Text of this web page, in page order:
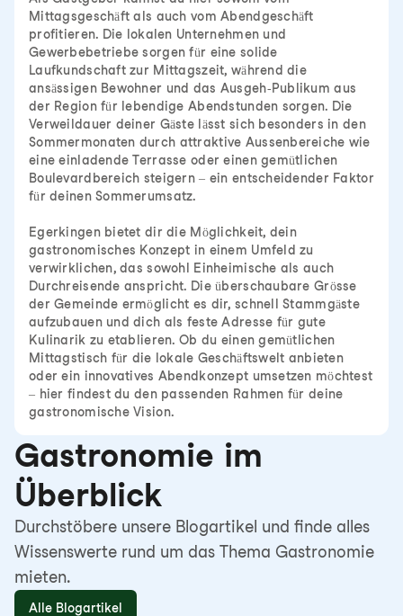
Mittagsgeschäft als auch vom Abendgeschäft
profitieren. Die lokalen Unternehmen und
Gewerbebetriebe sorgen für eine solide
Laufkundschaft zur Mittagszeit, während die
ansässigen Bewohner und das Ausgeh-Publikum aus
der Region für lebendige Abendstunden sorgen. Die
Verweildauer deiner Gäste lässt sich besonders in den
Sommermonaten durch attraktive Aussenbereiche wie
eine einladende Terrasse oder einen gemütlichen
Boulevardbereich steigern – ein entscheidender Faktor
für deinen Sommerumsatz.
Egerkingen bietet dir die Möglichkeit, dein
gastronomisches Konzept in einem Umfeld zu
verwirklichen, das sowohl Einheimische als auch
Durchreisende anspricht. Die überschaubare Grösse
der Gemeinde ermöglicht es dir, schnell Stammgäste
aufzubauen und dich als feste Adresse für gute
Kulinarik zu etablieren. Ob du einen gemütlichen
Mittagstisch für die lokale Geschäftswelt anbieten
oder ein innovatives Abendkonzept umsetzen möchtest
– hier findest du den passenden Rahmen für deine
gastronomische Vision.
Gastronomie im
Überblick
Durchstöbere unsere Blogartikel und finde alles
Wissenswerte rund um das Thema Gastronomie
mieten.
Alle Blogartikel